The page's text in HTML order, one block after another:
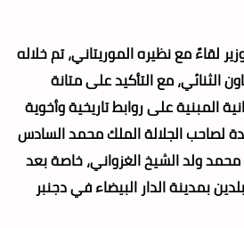
لقاءً مع نظيره الموريتاني، تم خلاله
الثنائي، مع التأكيد على متانة
المبنية على روابط تاريخية وأخوية
لصاحب الجلالة الملك محمد السادس
محمد ولد الشيخ الغزواني، خاصة بعد
بمدينة الدار البيضاء في دجنبر